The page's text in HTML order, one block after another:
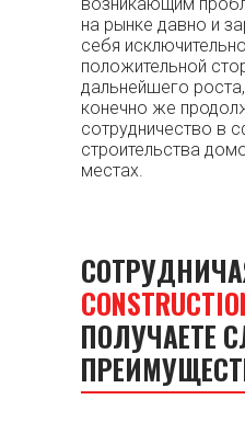
на рынке давно и
себя
положительной
дальнейшего
конечно же
сотрудничество в
строительства
местах.
ПОЛУЧАЕТЕ